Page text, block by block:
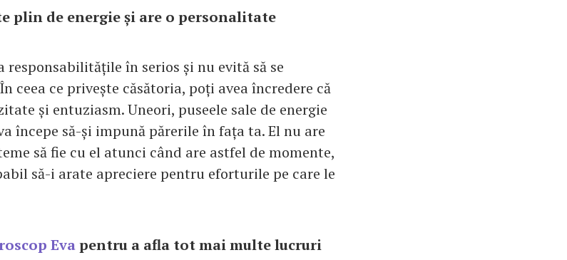
plin de energie și are o personalitate
responsabilitățile în serios și nu evită să se
ceea ce privește căsătoria, poți avea încredere că
și entuziasm. Uneori, puseele sale de energie
începe să-și impună părerile în fața ta. El nu are
să fie cu el atunci când are astfel de momente,
să-i arate apreciere pentru eforturile pe care le
Evapentru a afla tot mai multe lucruri